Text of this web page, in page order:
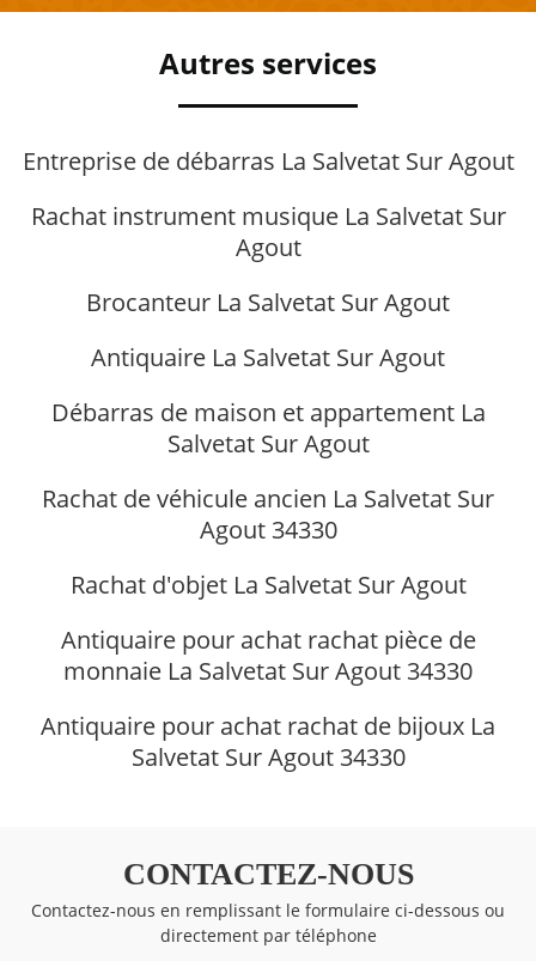
Autres services
Entreprise de débarras La Salvetat Sur Agout
Rachat instrument musique La Salvetat Sur
Agout
Brocanteur La Salvetat Sur Agout
Antiquaire La Salvetat Sur Agout
Débarras de maison et appartement La
Salvetat Sur Agout
Rachat de véhicule ancien La Salvetat Sur
Agout 34330
Rachat d'objet La Salvetat Sur Agout
Antiquaire pour achat rachat pièce de
monnaie La Salvetat Sur Agout 34330
Antiquaire pour achat rachat de bijoux La
Salvetat Sur Agout 34330
CONTACTEZ-NOUS
Contactez-nous en remplissant le formulaire ci-dessous ou
directement par téléphone